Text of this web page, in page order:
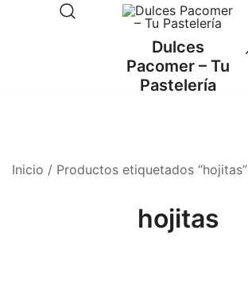
Dulces
Pacomer – Tu
Pastelería
Inicio / Productos etiquetados “hojitas”
hojitas